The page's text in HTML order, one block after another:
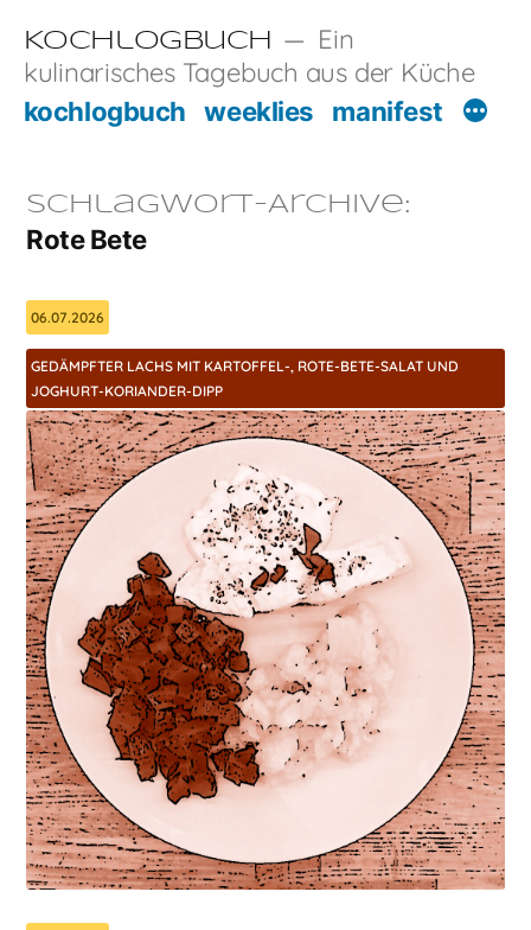
Inhalt
springen
Kochlogbuch
Ein
kulinarisches Tagebuch aus der Küche
kochlogbuch weeklies manifest
Schlagwort-Archive:
Rote Bete
06.07.2026
GEDÄMPFTER LACHS MIT KARTOFFEL-, ROTE-BETE-SALAT UND
JOGHURT-KORIANDER-DIPP